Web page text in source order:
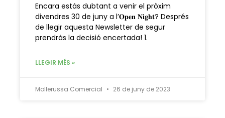
Encara estàs dubtant a venir el pròxim
divendres 30 de juny a l’𝐎𝐩𝐞𝐧 𝐍𝐢𝐠𝐡𝐭? Després
de llegir aquesta Newsletter de segur
prendràs la decisió encertada! 1.
LLEGIR MÉS »
Mollerussa Comercial 26 de juny de 2023